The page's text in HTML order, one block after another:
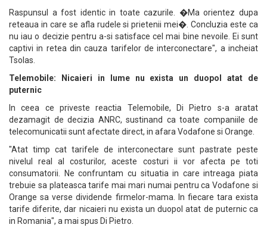
Raspunsul a fost identic in toate cazurile. �Ma orientez dupa
reteaua in care se afla rudele si prietenii mei�. Concluzia este ca
nu iau o decizie pentru a-si satisface cel mai bine nevoile. Ei sunt
captivi in retea din cauza tarifelor de interconectare", a incheiat
Tsolas.
Telemobile: Nicaieri in lume nu exista un duopol atat de
puternic
In ceea ce priveste reactia Telemobile, Di Pietro s-a aratat
dezamagit de decizia ANRC, sustinand ca toate companiile de
telecomunicatii sunt afectate direct, in afara Vodafone si Orange.
"Atat timp cat tarifele de interconectare sunt pastrate peste
nivelul real al costurilor, aceste costuri ii vor afecta pe toti
consumatorii. Ne confruntam cu situatia in care intreaga piata
trebuie sa plateasca tarife mai mari numai pentru ca Vodafone si
Orange sa verse dividende firmelor-mama. In fiecare tara exista
tarife diferite, dar nicaieri nu exista un duopol atat de puternic ca
in Romania", a mai spus Di Pietro.